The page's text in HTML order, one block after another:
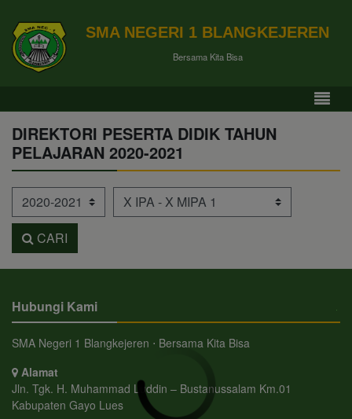
SMA NEGERI 1 BLANGKEJEREN
Bersama Kita Bisa
DIREKTORI PESERTA DIDIK TAHUN
PELAJARAN 2020-2021
Tahun Pelajaran Kelas
CARI
Hubungi Kami
SMA Negeri 1 Blangkejeren ⋅ Bersama Kita Bisa
Alamat
Jln. Tgk. H. Muhammad Luddin – Bustanussalam Km.01
Kabupaten Gayo Lues